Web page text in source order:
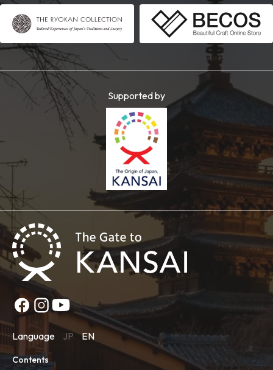
Supported by
Language JP EN
Contents